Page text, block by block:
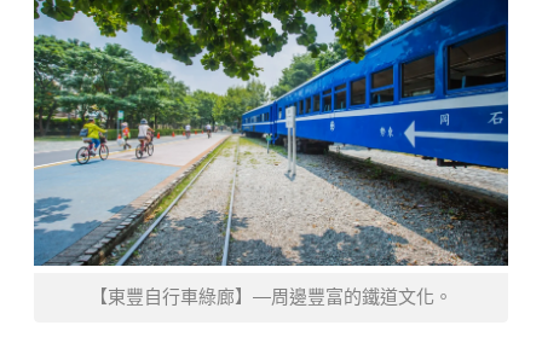
【東豐自行車綠廊】—周邊豐富的鐵道文化。